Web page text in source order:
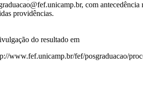
com antecedência
providências.
do resultado em
www.fef.unicamp.br/fef/posgraduacao/